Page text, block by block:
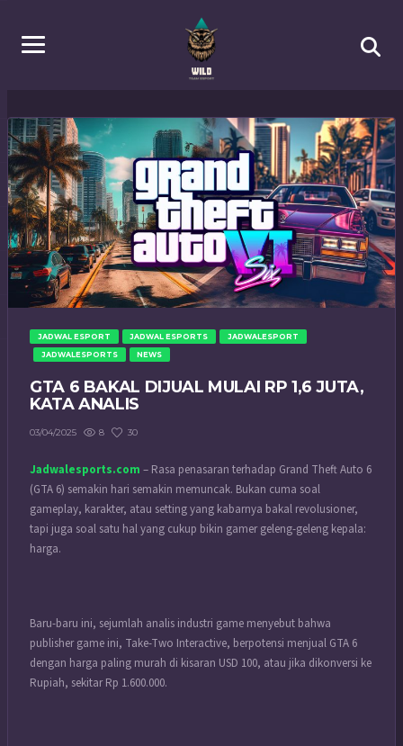
JADWAL ESPORT JADWAL ESPORTS
JADWALESPORT
JADWALESPORTS
NEWS
GTA 6 BAKAL DIJUAL MULAI RP 1,6 JUTA,
KATA ANALIS
03/04/2025 8 30
Jadwalesports.com – Rasa penasaran terhadap Grand Theft Auto 6
(GTA 6) semakin hari semakin memuncak. Bukan cuma soal
gameplay, karakter, atau setting yang kabarnya bakal revolusioner,
tapi juga soal satu hal yang cukup bikin gamer geleng-geleng kepala:
harga.
Baru-baru ini, sejumlah analis industri game menyebut bahwa
publisher game ini, Take-Two Interactive, berpotensi menjual GTA 6
dengan harga paling murah di kisaran USD 100, atau jika dikonversi ke
Rupiah, sekitar Rp 1.600.000.